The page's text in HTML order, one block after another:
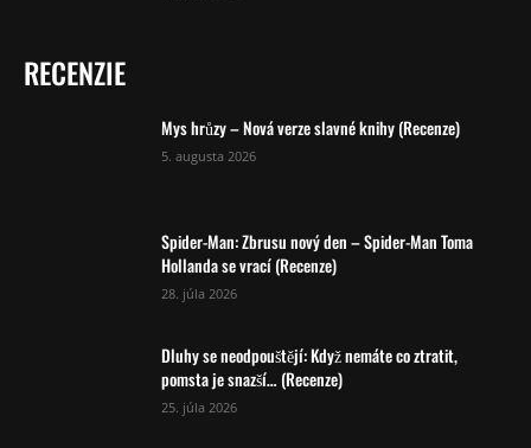
RECENZIE
Mys hrůzy – Nová verze slavné knihy (Recenze)
5. augusta 2026
Spider-Man: Zbrusu nový den – Spider-Man Toma
Hollanda se vrací (Recenze)
28. júla 2026
Dluhy se neodpouštějí: Když nemáte co ztratit,
pomsta je snazší… (Recenze)
25. júla 2026